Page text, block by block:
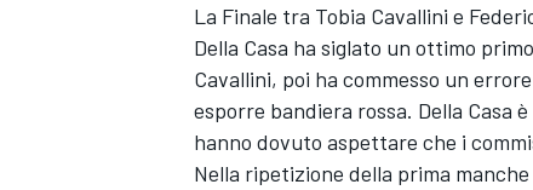
La Finale tra Tobia Cavallini e
Della Casa ha siglato un ottimo
Cavallini, poi ha commesso un
esporre bandiera rossa. Della Casa
hanno dovuto aspettare che i
Nella ripetizione della prima